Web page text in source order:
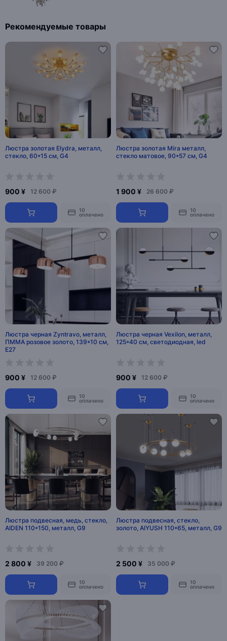
Рекомендуемые товары
Люстра золотая Elydra, металл,
стекло, 60*15 см, G4
900 ¥ 12 600 ₽
10
оплачено
Люстра золотая Mira металл,
стекло матовое, 90*57 см, G4
1 900 ¥ 26 600 ₽
10
оплачено
Люстра черная Zyntravo, металл,
ПММА розовое золото, 139*10 см,
Е27
900 ¥ 12 600 ₽
10
оплачено
Люстра черная Vexilon, металл,
125*40 см, светодиодная, led
900 ¥ 12 600 ₽
10
оплачено
Люстра подвесная, медь, стекло,
AIDEN 110*150, металл, G9
2 800 ¥ 39 200 ₽
10
оплачено
Люстра подвесная, стекло,
золото, AIYUSH 110*65, металл, G9
2 500 ¥ 35 000 ₽
10
оплачено